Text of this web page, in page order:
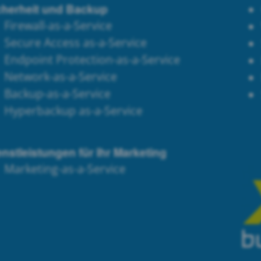
und Backup
Firewall-as-a-Service
Secure Access as-a-Service
Endpoint Protection-as-a-Service
Network-as-a-Service
Backup-as-a-Service
Hyperbackup as-a-Service
für Ihr Marketing
Marketing-as-a-Service